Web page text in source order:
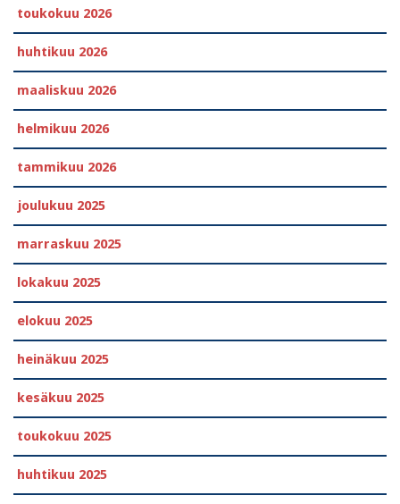
toukokuu 2026
huhtikuu 2026
maaliskuu 2026
helmikuu 2026
tammikuu 2026
joulukuu 2025
marraskuu 2025
lokakuu 2025
elokuu 2025
heinäkuu 2025
kesäkuu 2025
toukokuu 2025
huhtikuu 2025